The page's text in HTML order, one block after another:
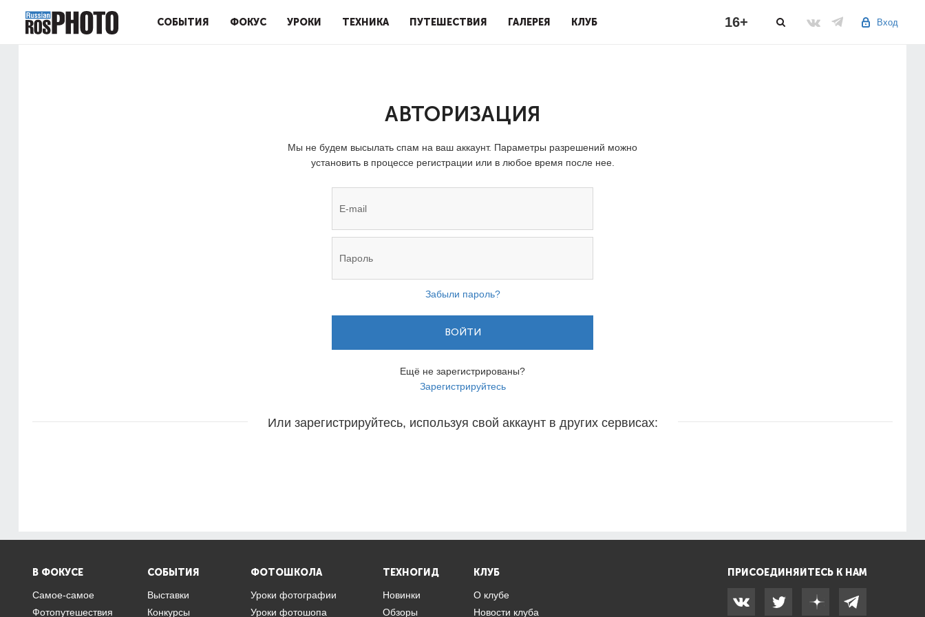
СОБЫТИЯ ФОКУС УРОКИ ТЕХНИКА ПУТЕШЕСТВИЯ ГАЛЕРЕЯ КЛУБ Вход
16+
АВТОРИЗАЦИЯ
Мы не будем высылать спам на ваш аккаунт. Параметры разрешений можно
установить в процессе регистрации или в любое время после нее.
Забыли пароль?
ВОЙТИ
Ещё не зарегистрированы?
Зарегистрируйтесь
Или зарегистрируйтесь, используя свой аккаунт в других сервисах:
В ФОКУСЕ
Самое-самое
Фотопутешествия
СОБЫТИЯ
Выставки
Конкурсы
ФОТОШКОЛА
Уроки фотографии
Уроки фотошопа
ТЕХНОГИД
Новинки
Обзоры
КЛУБ
О клубе
Новости клуба
ПРИСОЕДИНЯЙТЕСЬ К НАМ